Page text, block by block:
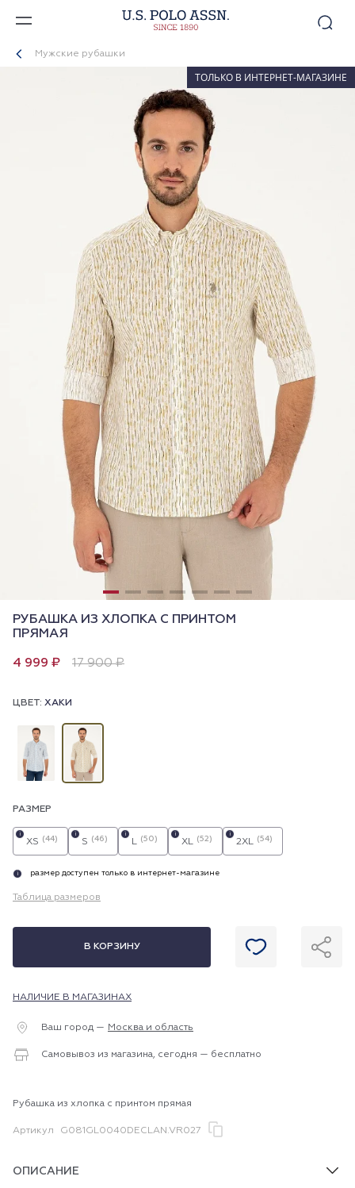
Мужские рубашки
ТОЛЬКО В ИНТЕРНЕТ-МАГАЗИНЕ
РУБАШКА ИЗ ХЛОПКА С ПРИНТОМ
ПРЯМАЯ
4 999 ₽ 17 900 ₽
ЦВЕТ: ХАКИ
РАЗМЕР
XS (44)
i
S (46)
i
L (50)
i
XL (52)
i
2XL (54)
i
i размер доступен только в интернет-магазине
Таблица размеров
В КОРЗИНУ
НАЛИЧИЕ В МАГАЗИНАХ
Ваш город — Москва и область
Самовывоз из магазина, сегодня — бесплатно
Рубашка из хлопка с принтом прямая
Артикул G081GL0040DECLAN.VR027
ОПИСАНИЕ